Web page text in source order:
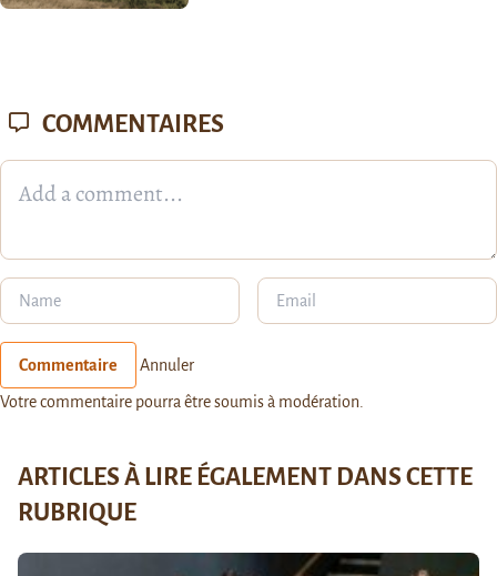
COMMENTAIRES
Commentaire Annuler
Votre commentaire pourra être soumis à modération.
ARTICLES À LIRE ÉGALEMENT DANS CETTE
RUBRIQUE